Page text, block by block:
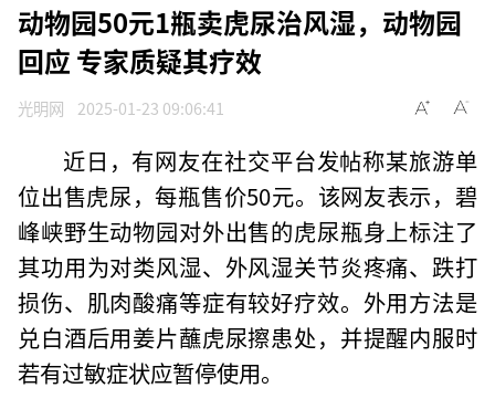
动物园50元1瓶卖虎尿治风湿，动物园
回应 专家质疑其疗效
光明网 2025-01-23 09:06:41
近日，有网友在社交平台发帖称某旅游单
位出售虎尿，每瓶售价50元。该网友表示，碧
峰峡野生动物园对外出售的虎尿瓶身上标注了
其功用为对类风湿、外风湿关节炎疼痛、跌打
损伤、肌肉酸痛等症有较好疗效。外用方法是
兑白酒后用姜片蘸虎尿擦患处，并提醒内服时
若有过敏症状应暂停使用。